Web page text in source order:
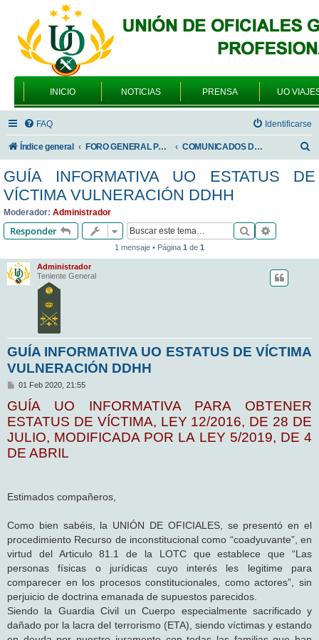
INICIO NOTICIAS PRENSA UO
FAQ Identificarse
Índice general FORO GENERAL PARA TODOS LOS USUARIOS COMUNICADOS DE LA UNIÓN DE OFICIALES
s
GUÍA INFORMATIVA UO ESTATUS DE
VÍCTIMA VULNERACIÓN DDHH
Moderador: Administrador
Responder Buscar
1 mensaje • Página 1 de 1
Administrador
Teniente General
GUÍA INFORMATIVA UO ESTATUS DE VÍCTIMA
VULNERACIÓN DDHH
M
n
s
a
e
01 Feb 2020, 21:55
GUÍA UO INFORMATIVA PARA OBTENER
ESTATUS DE VÍCTIMA, LEY 12/2016, DE 28 DE
JULIO, MODIFICADA POR LA LEY 5/2019, DE 4
DE ABRIL
Estimados compañeros,
Como bien sabéis, la UNIÓN DE OFICIALES, se presentó en el
procedimiento Recurso de inconstitucional como “coadyuvante”, en
virtud del Articulo 81.1 de la LOTC que establece que “Las
personas físicas o jurídicas cuyo interés les legitime para
comparecer en los procesos constitucionales, como actores”, sin
perjuicio de doctrina emanada de supuestos parecidos.
Siendo la Guardia Civil un Cuerpo especialmente sacrificado y
dañado por la lacra del terrorismo (ETA), siendo víctimas y estando